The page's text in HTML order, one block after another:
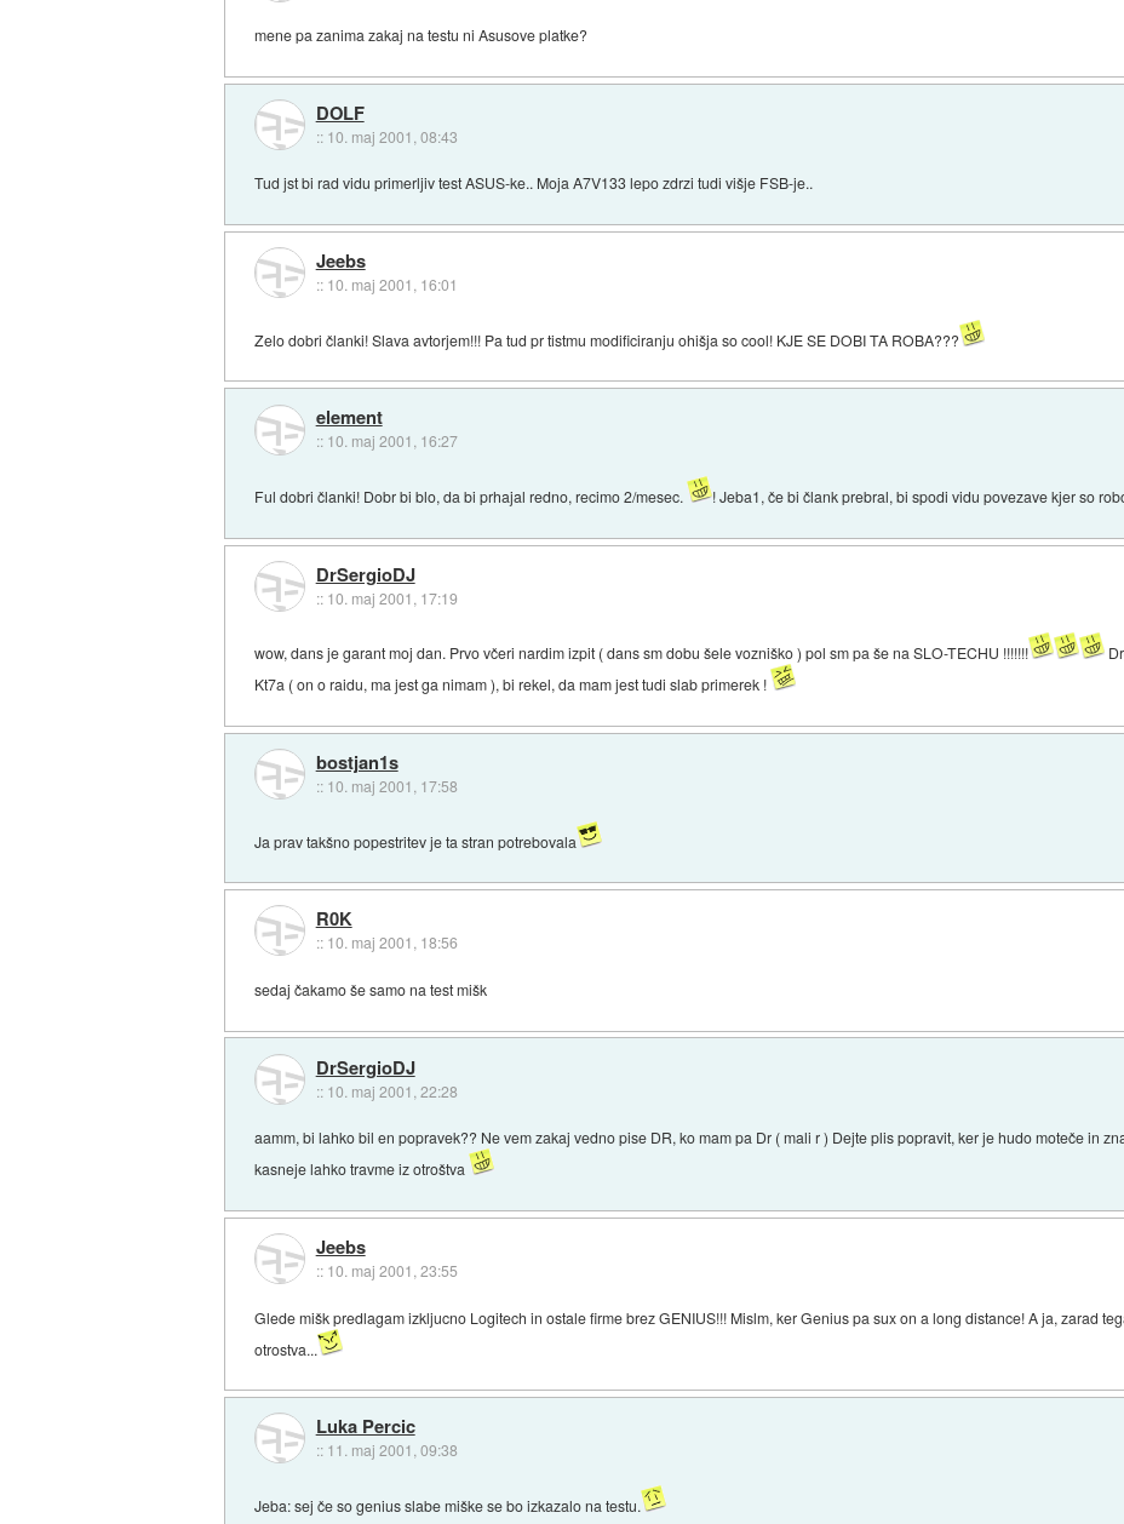
mene pa zanima zakaj na testu ni Asusove platke?
DOLF
:: 10. maj 2001, 08:43
Tud jst bi rad vidu primerljiv test ASUS-ke.. Moja A7V133 lepo zdrzi tudi višje FSB-je..
Jeebs
:: 10. maj 2001, 16:01
Zelo dobri članki! Slava avtorjem!!! Pa tud pr tistmu modificiranju ohišja so cool! KJE SE DOBI TA ROBA???
element
:: 10. maj 2001, 16:27
Ful dobri članki! Dobr bi blo, da bi prhajal redno, recimo 2/mesec. ! Jeba1, če bi člank prebral, bi spodi vidu povezave kjer so
DrSergioDJ
:: 10. maj 2001, 17:19
wow, dans je garant moj dan. Prvo včeri nardim izpit ( dans sm dobu šele vozniško ) pol sm pa še na SLO-TECHU !!!!!!!
Kt7a ( on o raidu, ma jest ga nimam ), bi rekel, da mam jest tudi slab primerek !
bostjan1s
:: 10. maj 2001, 17:58
Ja prav takšno popestritev je ta stran potrebovala
R0K
:: 10. maj 2001, 18:56
sedaj čakamo še samo na test mišk
DrSergioDJ
:: 10. maj 2001, 22:28
aamm, bi lahko bil en popravek?? Ne vem zakaj vedno pise DR, ko mam pa Dr ( mali r ) Dejte plis popravit, ker je hudo moteče in
kasneje lahko travme iz otroštva
Jeebs
:: 10. maj 2001, 23:55
Glede mišk predlagam izkljucno Logitech in ostale firme brez GENIUS!!! Mislm, ker Genius pa sux on a long distance! A ja, zarad
otrostva...
Luka Percic
:: 11. maj 2001, 09:38
Jeba: sej če so genius slabe miške se bo izkazalo na testu.